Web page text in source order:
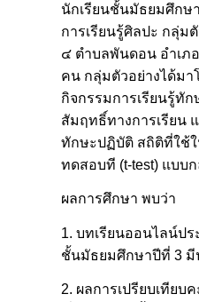
นักเรียนชั้นมัธยมศึกษ
การเรียนรู้ศิลปะ กลุ่ม
๔ ตำบลพันดอน อำเภ
คน กลุ่มตัวอย่างได้มา
กิจกรรมการเรียนรู้ทั
สัมฤทธิ์ทางการเรียน
ทักษะปฏิบัติ สถิติที่ใช้ใ
ทดสอบที (t-test) แบบ
ผลการศึกษา พบว่า
1. บทเรียนออนไลน์ป
ชั้นมัธยมศึกษาปีที่ 3 มี
2. ผลการเปรียบเทีย